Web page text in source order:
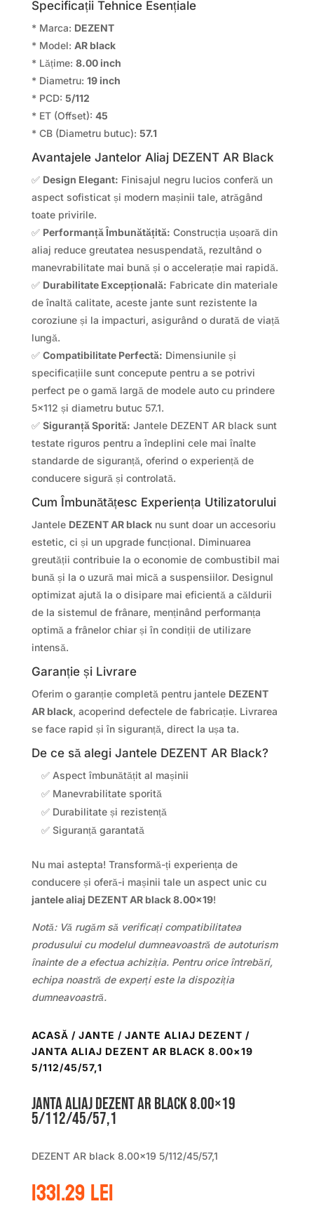
Specificații Tehnice Esențiale
* Marca: DEZENT
* Model: AR black
* Lățime: 8.00 inch
* Diametru: 19 inch
* PCD: 5/112
* ET (Offset): 45
* CB (Diametru butuc): 57.1
Avantajele Jantelor Aliaj DEZENT AR Black
✅ Design Elegant: Finisajul negru lucios conferă un
aspect sofisticat și modern mașinii tale, atrăgând
toate privirile.
✅ Performanță Îmbunătățită: Construcția ușoară din
aliaj reduce greutatea nesuspendată, rezultând o
manevrabilitate mai bună și o accelerație mai rapidă.
✅ Durabilitate Excepțională: Fabricate din materiale
de înaltă calitate, aceste jante sunt rezistente la
coroziune și la impacturi, asigurând o durată de viață
lungă.
✅ Compatibilitate Perfectă: Dimensiunile și
specificațiile sunt concepute pentru a se potrivi
perfect pe o gamă largă de modele auto cu prindere
5×112 și diametru butuc 57.1.
✅ Siguranță Sporită: Jantele DEZENT AR black sunt
testate riguros pentru a îndeplini cele mai înalte
standarde de siguranță, oferind o experiență de
conducere sigură și controlată.
Cum Îmbunătățesc Experiența Utilizatorului
Jantele DEZENT AR blacknu sunt doar un accesoriu
estetic, ci și un upgrade funcțional. Diminuarea
greutății contribuie la o economie de combustibil mai
bună și la o uzură mai mică a suspensiilor. Designul
optimizat ajută la o disipare mai eficientă a căldurii
de la sistemul de frânare, menținând performanța
optimă a frânelor chiar și în condiții de utilizare
intensă.
Garanție și Livrare
Oferim o garanție completă pentru jantele DEZENT
AR black, acoperind defectele de fabricație. Livrarea
se face rapid și în siguranță, direct la ușa ta.
De ce să alegi Jantele DEZENT AR Black?
✅ Aspect îmbunătățit al mașinii
✅ Manevrabilitate sporită
✅ Durabilitate și rezistență
✅ Siguranță garantată
Nu mai astepta! Transformă-ți experiența de
conducere și oferă-i mașinii tale un aspect unic cu
jantele aliaj DEZENT AR black 8.00×19!
Notă: Vă rugăm să verificați compatibilitatea
produsului cu modelul dumneavoastră de autoturism
înainte de a efectua achiziția. Pentru orice întrebări,
echipa noastră de experți este la dispoziția
dumneavoastră.
ACASĂ / JANTE / JANTE ALIAJ DEZENT /
JANTA ALIAJ DEZENT AR BLACK 8.00×19
5/112/45/57,1
Janta aliaj DEZENT AR black 8.00×19
5/112/45/57,1
DEZENT AR black 8.00×19 5/112/45/57,1
1331.29lei